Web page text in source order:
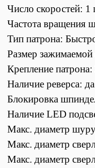
Число скоростей: 1
Частота вращения
Тип патрона:
Размер
Крепление
Наличие реверса: да
Блокировка
Наличие LED
Макс. диаметр
Макс. диаметр
Макс. диаметр